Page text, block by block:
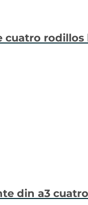
rodillos
din a3